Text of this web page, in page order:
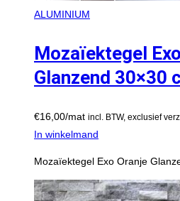
ALUMINIUM
Mozaïektegel
Glanzend 30×30
€16,00/mat incl. BTW, exclusief
In winkelmand
Mozaïektegel Exo Oranje